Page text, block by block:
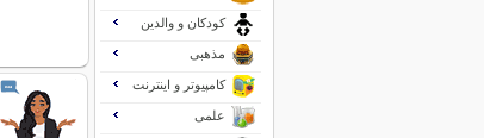
کودکان و والدین
مذهبی
کامپیوتر و اینترنت
علمی